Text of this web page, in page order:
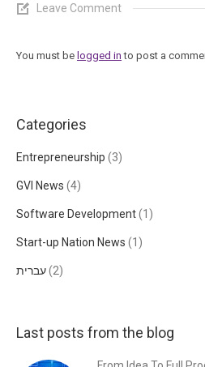
Leave Comment
You must be logged in to post a
Categories
Entrepreneurship (3)
GVI News (4)
Software Development(1)
Start-up Nation News (1)
עברית(2)
Last posts from the blog